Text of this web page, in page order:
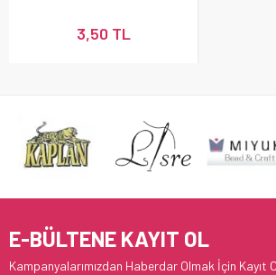
3,50 TL
E-BÜLTENE KAYIT OL
Kampanyalarımızdan Haberdar Olmak İçin Kayıt